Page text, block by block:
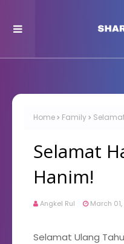
Home Family
Selamat
Hanim!
Angkel Rul March
Selamat Ulang